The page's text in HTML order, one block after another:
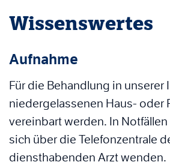
Wissenswertes
Aufnahme
Für die Behandlung in
niedergelassenen Haus- oder
vereinbart werden. In
sich über die Telefonzentrale
diensthabenden Arzt wenden.